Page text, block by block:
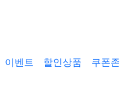
이벤트 할인상품 쿠폰존